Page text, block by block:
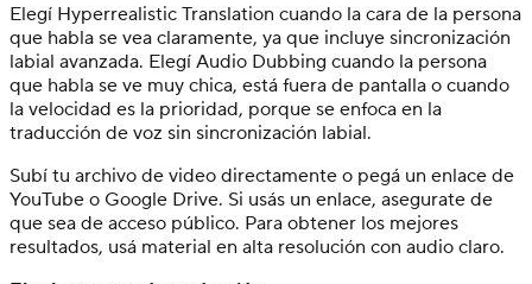
Elegí Hyperrealistic Translation cuando la cara de la persona
que habla se vea claramente, ya que incluye sincronización
labial avanzada. Elegí Audio Dubbing cuando la persona
que habla se ve muy chica, está fuera de pantalla o cuando
la velocidad es la prioridad, porque se enfoca en la
traducción de voz sin sincronización labial.
Subí tu archivo de video directamente o pegá un enlace de
YouTube o Google Drive. Si usás un enlace, asegurate de
que sea de acceso público. Para obtener los mejores
resultados, usá material en alta resolución con audio claro.